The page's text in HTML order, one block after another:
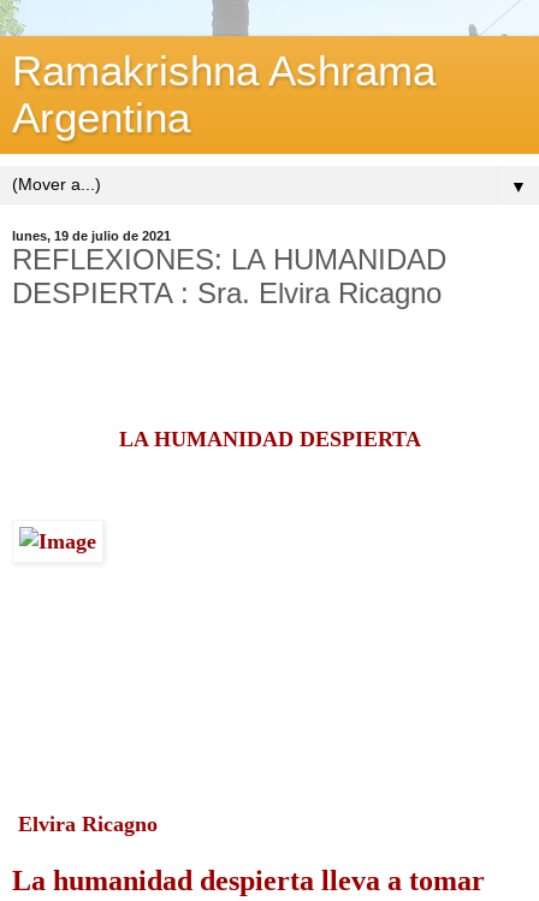
Ramakrishna Ashrama
Argentina
▼
lunes, 19 de julio de 2021
REFLEXIONES: LA HUMANIDAD
DESPIERTA : Sra. Elvira Ricagno
LA HUMANIDAD DESPIERTA
Elvira Ricagno
La humanidad despierta lleva a tomar